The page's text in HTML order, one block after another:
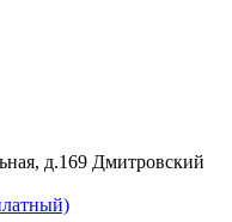
д.169 Дмитровский